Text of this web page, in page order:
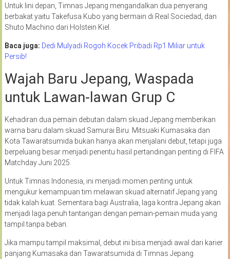
Untuk lini depan, Timnas Jepang mengandalkan dua penyerang
berbakat yaitu Takefusa Kubo yang bermain di Real Sociedad, dan
Shuto Machino dari Holstein Kiel.
Baca juga: Dedi Mulyadi Rogoh Kocek Pribadi Rp1 Miliar untuk
Persib!
Wajah Baru Jepang, Waspada
untuk Lawan-lawan Grup C
Kehadiran dua pemain debutan dalam skuad Jepang memberikan
warna baru dalam skuad Samurai Biru. Mitsuaki Kumasaka dan
Kota Tawaratsumida bukan hanya akan menjalani debut, tetapi juga
berpeluang besar menjadi penentu hasil pertandingan penting di FIFA
Matchday Juni 2025.
Untuk Timnas Indonesia, ini menjadi momen penting untuk
mengukur kemampuan tim melawan skuad alternatif Jepang yang
tidak kalah kuat. Sementara bagi Australia, laga kontra Jepang akan
menjadi laga penuh tantangan dengan pemain-pemain muda yang
tampil tanpa beban.
Jika mampu tampil maksimal, debut ini bisa menjadi awal dari karier
panjang Kumasaka dan Tawaratsumida di Timnas Jepang.